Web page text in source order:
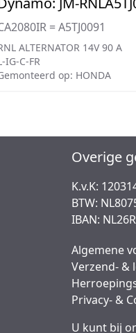
= A5TJ0091
ALTERNATOR 14V 90 A
IG-C-FR
op: HONDA
Overige
K.v.K:
BTW:
IBAN:
Algemene
Verzend- &
Privacy- &
U kunt bij